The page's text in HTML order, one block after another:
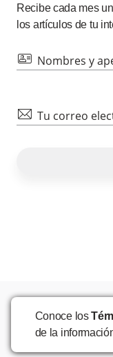
Recibe cada mesun
los artículos de tu
id Nombres y
mail Tu correo
Conoce los
de la